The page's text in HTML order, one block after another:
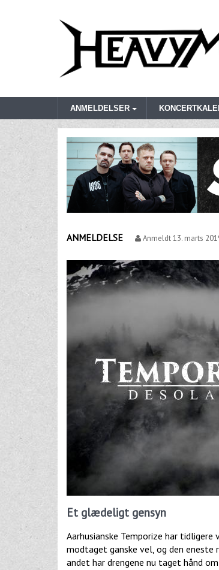
ANMELDELSER
ANMELDELSE Anmeldt13. marts
Et glædeligt gensyn
Aarhusianske Temporize har
modtaget ganske vel, og den
andet har drengene nu taget hånd